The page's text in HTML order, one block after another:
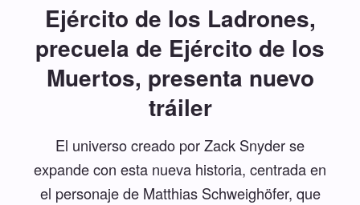
Ejército de los Ladrones,
precuela de Ejército de los
Muertos, presenta nuevo
tráiler
El universo creado por Zack Snyder se
expande con esta nueva historia, centrada en
el personaje de Matthias Schweighöfer, que